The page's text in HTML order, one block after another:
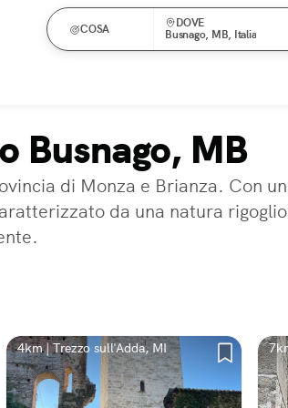
COSA
DOVE
Busnago, MB, Italia
Busnago, MB
di Monza e Brianza. Con
da una natura
4km | Trezzo sull'Adda, MI